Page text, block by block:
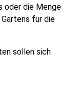
oder die Menge
für die
sollen sich